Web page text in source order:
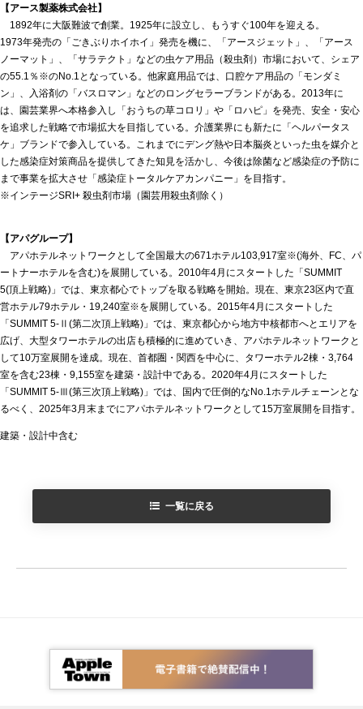
【アース製薬株式会社】
1892年に大阪難波で創業。1925年に設立し、もうすぐ100年を迎える。
1973年発売の「ごきぶりホイホイ」発売を機に、「アースジェット」、「アース
ノーマット」、「サラテクト」などの虫ケア用品（殺虫剤）市場において、シェア
の55.1％※のNo.1となっている。他家庭用品では、口腔ケア用品の「モンダミ
ン」、入浴剤の「バスロマン」などのロングセラーブランドがある。2013年に
は、園芸業界へ本格参入し「おうちの草コロリ」や「ロハピ」を発売、安全・安心
を追求した戦略で市場拡大を目指している。介護業界にも新たに「ヘルパータス
ケ」ブランドで参入している。これまでにデング熱や日本脳炎といった虫を媒介と
した感染症対策商品を提供してきた知見を活かし、今後は除菌など感染症の予防に
まで事業を拡大させ「感染症トータルケアカンパニー」を目指す。
※インテージSRI+ 殺虫剤市場（園芸用殺虫剤除く）
【アパグループ】
アパホテルネットワークとして全国最大の671ホテル103,917室※(海外、FC、パ
ートナーホテルを含む)を展開している。2010年4月にスタートした「SUMMIT
5(頂上戦略)」では、東京都心でトップを取る戦略を開始。現在、東京23区内で直
営ホテル79ホテル・19,240室※を展開している。2015年4月にスタートした
「SUMMIT 5-Ⅱ(第二次頂上戦略)」では、東京都心から地方中核都市へとエリアを
広げ、大型タワーホテルの出店も積極的に進めていき、アパホテルネットワークと
して10万室展開を達成。現在、首都圏・関西を中心に、タワーホテル2棟・3,764
室を含む23棟・9,155室を建築・設計中である。2020年4月にスタートした
「SUMMIT 5-Ⅲ(第三次頂上戦略)」では、国内で圧倒的なNo.1ホテルチェーンとな
るべく、2025年3月末までにアパホテルネットワークとして15万室展開を目指す。
建築・設計中含む
一覧に戻る